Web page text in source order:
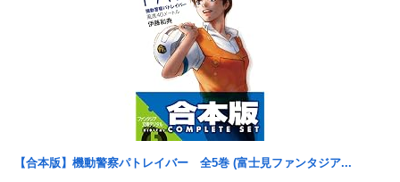
浦和レッズ退団のMF中島翔哉がポルトガル2部ポルティモネンセ
加入決定 4年ぶりの古巣復帰に
モーニング娘｡次期エース鈴木もあ🩷性格も言葉使い(｢なの｣使い)
も道重さゆみに激似な件🩷
スロッターさん「最近の台はアレ引け、コレ引けうるさい。指図
【朗報】 任天堂、microSD Expressを普及させてしまう…
【合本版】機動警察パトレイバー 全5巻 (富士見ファンタジア...